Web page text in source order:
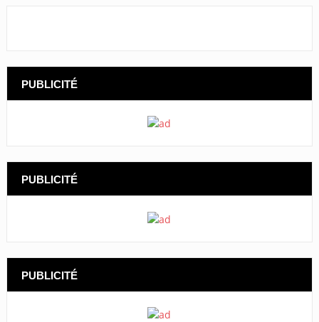
PUBLICITÉ
PUBLICITÉ
PUBLICITÉ